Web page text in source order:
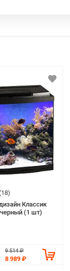
бренда
Они
инновационным
– это что-то
качество»
рынке среди
Классик
(1 шт)
9 514 ₽
8 989 ₽